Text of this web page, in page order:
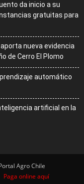
da inicio a su
gratuitas para
nueva evidencia
de Cerro El Plomo
automático
artificial en la
Agro Chile
Paga online aquí